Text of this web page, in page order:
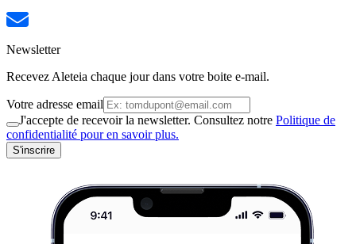
Newsletter
Recevez Aleteia chaque jour dans votre boite e-mail.
Votre adresse email
J'accepte de recevoir la newsletter. Consultez notre Politique de
confidentialité pour en savoir plus.
S'inscrire